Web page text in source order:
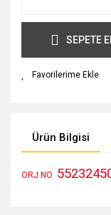
SEPETE
Ürün Bilgisi
ORJ NO